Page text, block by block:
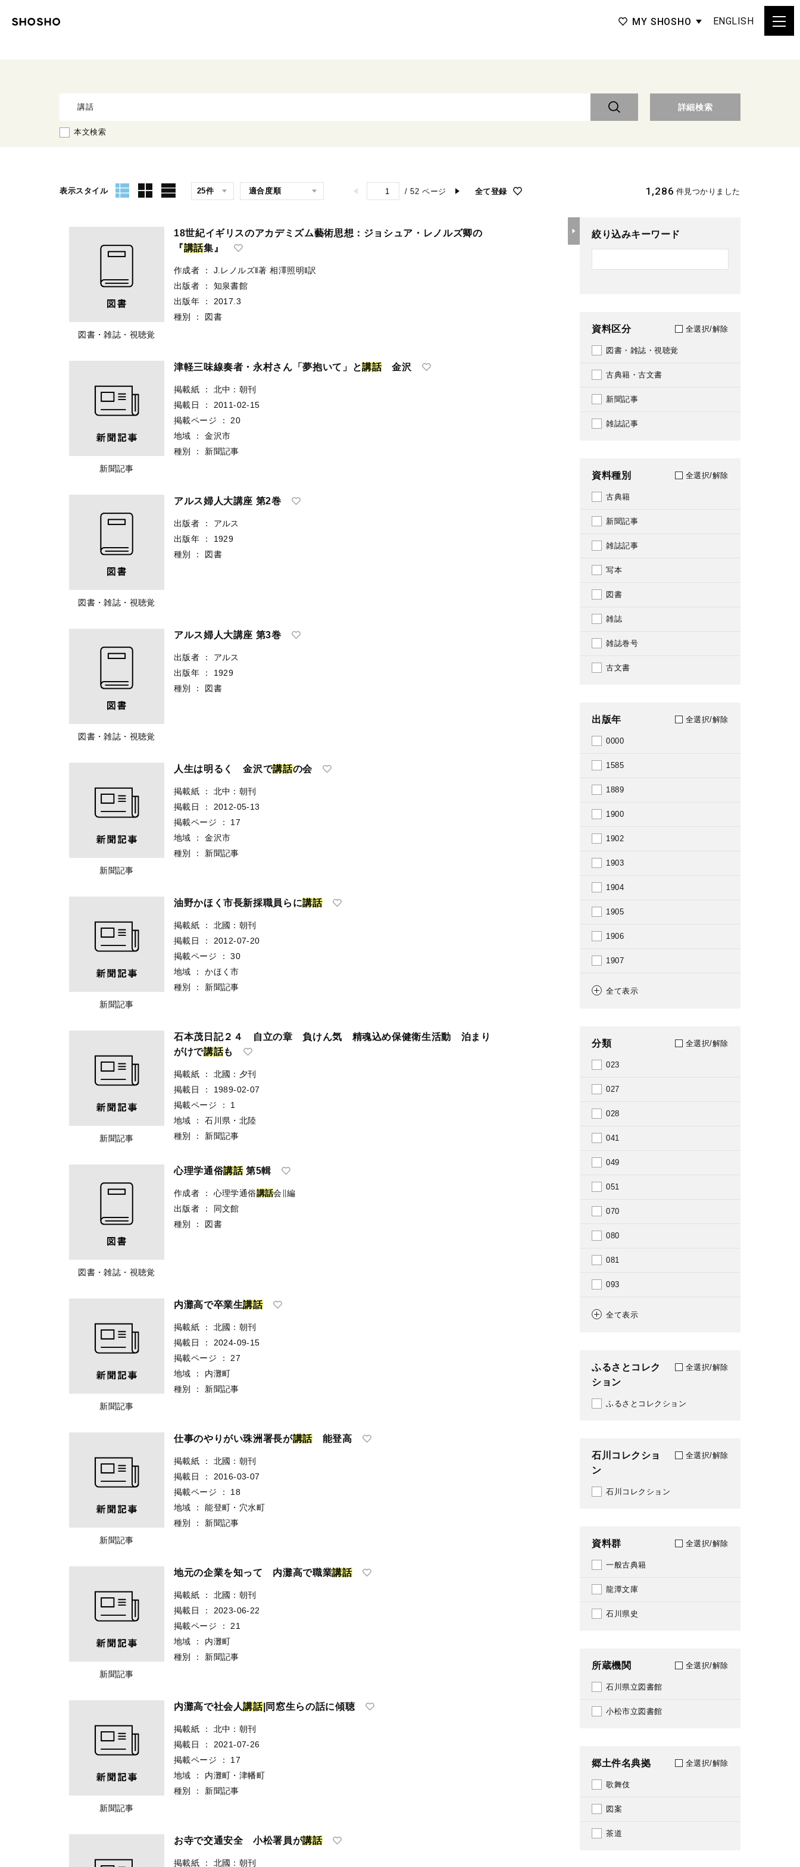
MY SHOSHO ENGLISH
詳細検索
本文検索
表示スタイル / 52 ページ 全て登録 1,286 件見つかりました
図書・雑誌・視聴覚
18世紀イギリスのアカデミズム藝術思想：ジョシュア・レノルズ卿の
『講話集』
作成者 ： J.レノルズ‖著 相澤照明‖訳
出版者
：
知泉書館
出版年
：
2017.3
種別
： 図書
新聞記事
津軽三味線奏者・永村さん「夢抱いて」と講話金沢
掲載紙 ：
北中：朝刊
掲載日
：
2011-02-15
掲載ページ
：
20
地域
：
金沢市
種別
： 新聞記事
図書・雑誌・視聴覚
アルス婦人大講座 第2巻
出版者 ：
アルス
出版年
：
1929
種別
： 図書
図書・雑誌・視聴覚
アルス婦人大講座 第3巻
出版者 ：
アルス
出版年
：
1929
種別
： 図書
新聞記事
人生は明るく 金沢で講話の会
掲載紙 ：
北中：朝刊
掲載日
：
2012-05-13
掲載ページ
：
17
地域
：
金沢市
種別
： 新聞記事
新聞記事
油野かほく市長新採職員らに講話
掲載紙 ：
北國：朝刊
掲載日
：
2012-07-20
掲載ページ
：
30
地域
：
かほく市
種別
： 新聞記事
新聞記事
石本茂日記２４ 自立の章 負けん気 精魂込め保健衛生活動 泊まり
がけで講話も
掲載紙 ：
北國：夕刊
掲載日
：
1989-02-07
掲載ページ
：
1
地域
：
石川県・北陸
種別
： 新聞記事
図書・雑誌・視聴覚
心理学通俗講話第5輯
作成者 ： 心理学通俗講話会∥編
出版者
：
同文館
種別
： 図書
新聞記事
内灘高で卒業生講話
掲載紙 ：
北國：朝刊
掲載日
：
2024-09-15
掲載ページ
：
27
地域
：
内灘町
種別
： 新聞記事
新聞記事
仕事のやりがい珠洲署長が講話能登高
掲載紙 ：
北國：朝刊
掲載日
：
2016-03-07
掲載ページ
：
18
地域
：
能登町・穴水町
種別
： 新聞記事
新聞記事
地元の企業を知って 内灘高で職業講話
掲載紙 ：
北國：朝刊
掲載日
：
2023-06-22
掲載ページ
：
21
地域
：
内灘町
種別
： 新聞記事
新聞記事
内灘高で社会人講話|同窓生らの話に傾聴
掲載紙 ：
北中：朝刊
掲載日
：
2021-07-26
掲載ページ
：
17
地域
：
内灘町・津幡町
種別
： 新聞記事
お寺で交通安全 小松署員が講話
掲載紙 ：
北國：朝刊
絞り込みキーワード
資料区分 全選択/解除
図書・雑誌・視聴覚
古典籍・古文書
新聞記事
雑誌記事
資料種別 全選択/解除
古典籍
新聞記事
雑誌記事
写本
図書
雑誌
雑誌巻号
古文書
出版年 全選択/解除
0000
1585
1889
1900
1902
1903
1904
1905
1906
1907
1908
1925
1927
1929
1931
1932
1933
1934
1936
1937
1938
1940
1941
1942
1943
全て表示
分類 全選択/解除
023
027
028
041
049
051
070
080
081
093
100
108
116
121
全て表示
ふるさとコレク
ション
全選択/解除
ふるさとコレクション
石川コレクショ
ン
全選択/解除
石川コレクション
資料群 全選択/解除
一般古典籍
龍潭文庫
石川県史
所蔵機関 全選択/解除
石川県立図書館
小松市立図書館
郷土件名典拠 全選択/解除
歌舞伎
図案
茶道